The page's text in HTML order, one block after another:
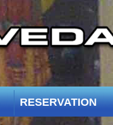
RESERVATION